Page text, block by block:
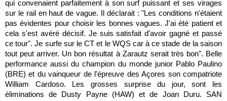
qui convenaient parfaitement à son surf puissant et ses virages
sur le rail en haut de vague. Il déclarait : "Les conditions n'étaient
pas évidentes pour choisir les bonnes vagues. J'ai été patient et
cela s'est avéré décisif. Je suis satisfait d'avoir gagné et passé
ce tour". Je surfe sur le CT et le WQS car à ce stade de la saison
tout peut arriver. Un bon résultat à Zarautz serait très bon". Belle
performance aussi du champion du monde junior Pablo Paulino
(BRE) et du vainqueur de l'épreuve des Açores son compatriote
William Cardoso. Les grosses surprise du jour, sont les
éliminations de Dusty Payne (HAW) et de Joan Duru. SAN